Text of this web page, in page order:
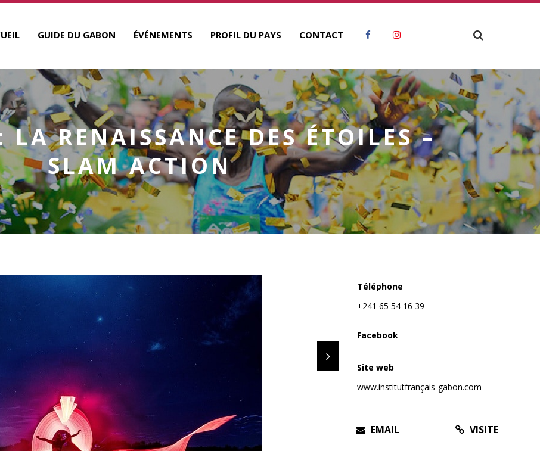
GUIDE DU GABON ÉVÉNEMENTS PROFIL DU PAYS CONTACT
LA RENAISSANCE DES ÉTOILES –
SLAM ACTION
Téléphone
+241 65 54 16 39
Facebook
Site web
www.institutfrançais-gabon.com
EMAIL VISITE